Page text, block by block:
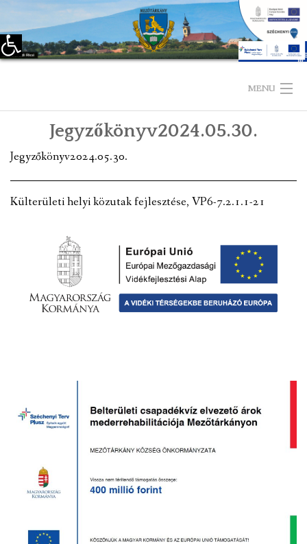
Eszköztár megnyitása
MENU
KEZDŐLAP
TELEPÜLÉSÜNKRŐL
LÁTNIVALÓK
ÖNKORMÁNYZAT
KÉPVISELŐ-TESTÜLET
PÁLYÁZATOK
HIRDETMÉNYEK
ÓVODA ÉS MINI BÖLCSŐDE
Jegyzőkönyv2024.05.30.
Jegyzőkönyv2024.05.30.
Külterületi helyi közutak fejlesztése, VP6-7.2.1.1-21